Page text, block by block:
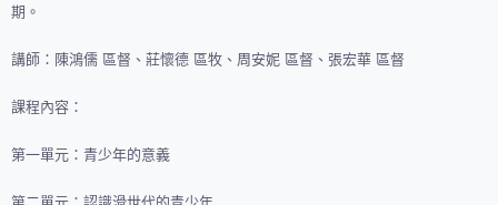
期。
講師：陳鴻儒 區督、莊懷德 區牧、周安妮 區督、張宏華 區督
課程內容：
第一單元：青少年的意義
第二單元：認識滑世代的青少年